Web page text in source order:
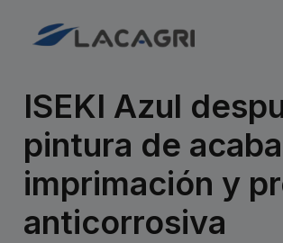
ISEKI Azul
pintura de
imprimación y
anticorrosiva